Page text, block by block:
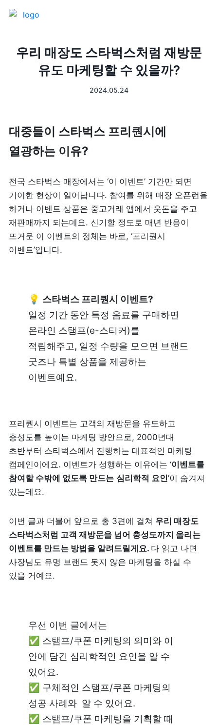
포스 프로그램
고객관리
매출 장부
프랜차이즈
픽업주문
테이블주문
리뷰 모으기
카페・베이커리
술집・바
도소매
도・소매업
꽃집
무인매장
뷰티
피트니스
SDK·API 연동
페이스패스
추천 조합
혜택
대리점 홈페이지
고객 지원
상담 받기
제품 도입 문의
사용 중 기능 문의
우리 매장도 스타벅스처럼 재방문
유도 마케팅할 수 있을까?
2024.05.24
대중들이 스타벅스 프리퀀시에
열광하는 이유?
전국 스타벅스 매장에서는 ‘이 이벤트’ 기간만 되면
기이한 현상이 일어납니다. 참여를 위해 매장 오픈런을
하거나 이벤트 상품은 중고거래 앱에서 웃돈을 주고
재판매까지 되는데요. 신기할 정도로 매년 반응이
뜨거운 이 이벤트의 정체는 바로, ‘프리퀀시
이벤트’입니다.
💡 스타벅스 프리퀀시 이벤트?
일정 기간 동안 특정 음료를 구매하면
온라인 스탬프(e-스티커)를
적립해주고, 일정 수량을 모으면 브랜드
굿즈나 특별 상품을 제공하는
이벤트예요.
프리퀀시 이벤트는 고객의 재방문을 유도하고
충성도를 높이는 마케팅 방안으로, 2000년대
초반부터 스타벅스에서 진행하는 대표적인 마케팅
캠페인이에요. 이벤트가 성행하는 이유에는 ‘이벤트를
참여할 수밖에 없도록 만드는 심리학적 요인’이 숨겨져
있는데요.
이번 글과 더불어 앞으로 총 3편에 걸쳐 우리 매장도
스타벅스처럼 고객 재방문을 넘어 충성도까지 올리는
이벤트를 만드는 방법을 알려드릴게요. 다 읽고 나면
사장님도 유명 브랜드 못지 않은 마케팅을 하실 수
있을 거예요.
우선 이번 글에서는
✅ 스탬프/쿠폰 마케팅의 의미와 이
안에 담긴 심리학적인 요인을 알 수
있어요.
✅ 구체적인 스탬프/쿠폰 마케팅의
성공 사례와  알 수 있어요.
✅ 스탬프/쿠폰 마케팅을 기획할 때